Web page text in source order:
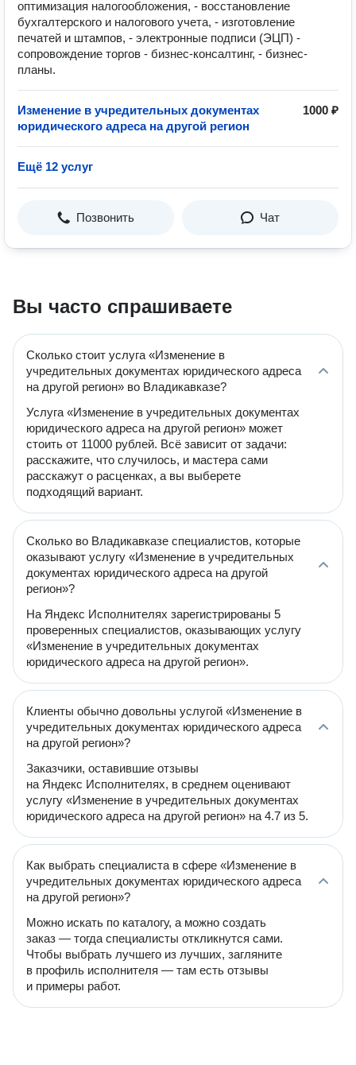
оптимизация налогообложения, - восстановление
бухгалтерского и налогового учета, - изготовление
печатей и штампов, - электронные подписи (ЭЦП) -
сопровождение торгов - бизнес-консалтинг, - бизнес-
планы.
Изменение в учредительных документах
юридического адреса на другой регион
1000 ₽
Ещё 12 услуг
Позвонить Чат
Вы часто спрашиваете
Сколько стоит услуга «Изменение в
учредительных документах юридического адреса
на другой регион» во Владикавказе?
Услуга «Изменение в учредительных документах
юридического адреса на другой регион» может
стоить от 11000 рублей. Всё зависит от задачи:
расскажите, что случилось, и мастера сами
расскажут о расценках, а вы выберете
подходящий вариант.
Сколько во Владикавказе специалистов, которые
оказывают услугу «Изменение в учредительных
документах юридического адреса на другой
регион»?
На Яндекс Исполнителях зарегистрированы 5
проверенных специалистов, оказывающих услугу
«Изменение в учредительных документах
юридического адреса на другой регион».
Клиенты обычно довольны услугой «Изменение в
учредительных документах юридического адреса
на другой регион»?
Заказчики, оставившие отзывы
на Яндекс Исполнителях, в среднем оценивают
услугу «Изменение в учредительных документах
юридического адреса на другой регион» на 4.7 из 5.
Как выбрать специалиста в сфере «Изменение в
учредительных документах юридического адреса
на другой регион»?
Можно искать по каталогу, а можно создать
заказ — тогда специалисты откликнутся сами.
Чтобы выбрать лучшего из лучших, загляните
в профиль исполнителя — там есть отзывы
и примеры работ.